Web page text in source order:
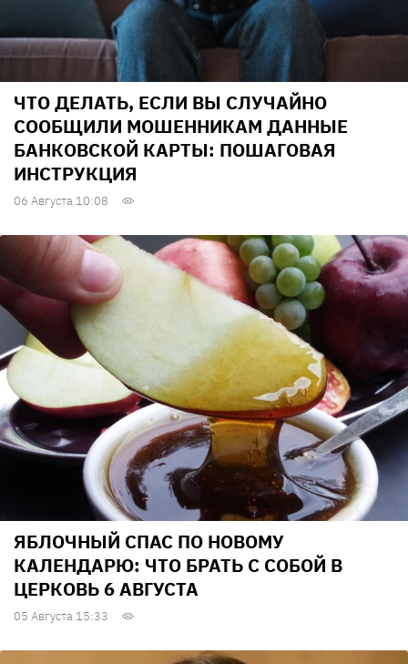
ЧТО ДЕЛАТЬ, ЕСЛИ ВЫ СЛУЧАЙНО
СООБЩИЛИ МОШЕННИКАМ ДАННЫЕ
БАНКОВСКОЙ КАРТЫ: ПОШАГОВАЯ
ИНСТРУКЦИЯ
06 Августа 10:08
ЯБЛОЧНЫЙ СПАС ПО НОВОМУ
КАЛЕНДАРЮ: ЧТО БРАТЬ С СОБОЙ В
ЦЕРКОВЬ 6 АВГУСТА
05 Августа 15:33